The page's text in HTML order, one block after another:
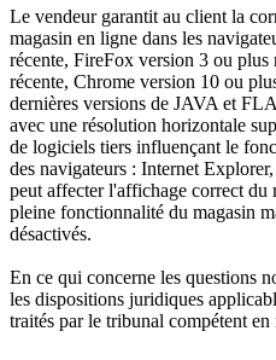
Le vendeur garantit au client la
magasin en ligne dans les
récente, FireFox version 3 ou
récente, Chrome version 10 ou
dernières versions de JAVA et
avec une résolution horizontale
de logiciels tiers influençant le
des navigateurs : Internet
peut affecter l'affichage correct du
pleine fonctionnalité du magasin
désactivés.
En ce qui concerne les questions
les dispositions juridiques
traités par le tribunal compétent